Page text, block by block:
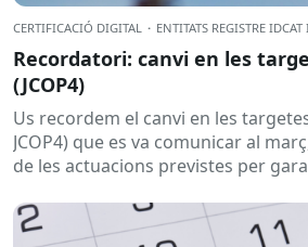
CERTIFICACIÓ DIGITAL · ENTITATS REGISTRE IDCAT
Recordatori: canvi en les
(JCOP4)
Us recordem el canvi en les targetes
JCOP4) que es va comunicar al
de les actuacions previstes per